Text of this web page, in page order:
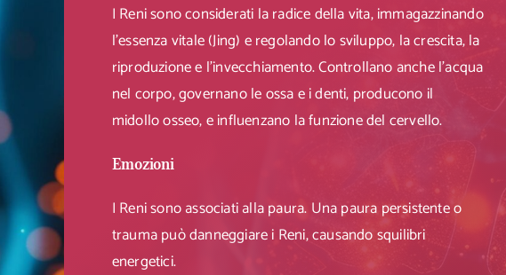
I Reni sono considerati la radice della vita, immagazzinando
l’essenza vitale (Jing) e regolando lo sviluppo, la crescita, la
riproduzione e l’invecchiamento. Controllano anche l’acqua
nel corpo, governano le ossa e i denti, producono il
midollo osseo, e influenzano la funzione del cervello.
Emozioni
I Reni sono associati alla paura. Una paura persistente o
trauma può danneggiare i Reni, causando squilibri
energetici.